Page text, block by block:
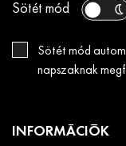
Sötét mód
Sötét mód
napszaknak
INFORMÁCIÓK